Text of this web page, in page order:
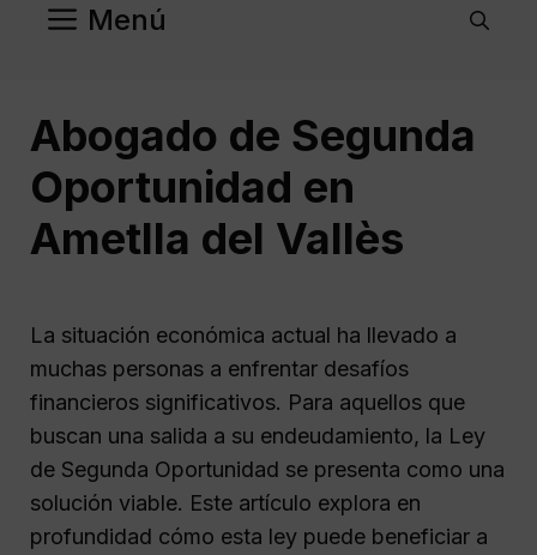
Menú
Abogado de Segunda
Oportunidad en
Ametlla del Vallès
La situación económica actual ha llevado a
muchas personas a enfrentar desafíos
financieros significativos. Para aquellos que
buscan una salida a su endeudamiento, la Ley
de Segunda Oportunidad se presenta como una
solución viable. Este artículo explora en
profundidad cómo esta ley puede beneficiar a